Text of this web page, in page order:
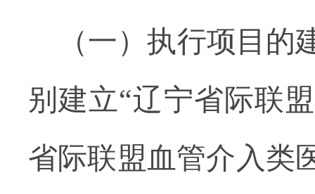
（一）执行项目的
别建立“辽宁省际联
省际联盟血管介入类